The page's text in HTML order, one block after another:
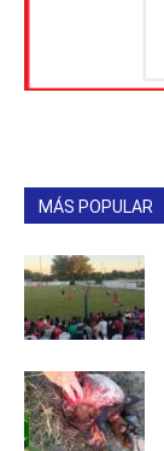
MÁS POPULAR